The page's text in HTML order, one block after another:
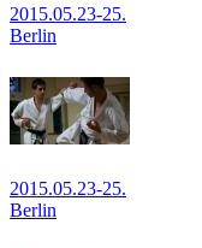
2015.05.23-25.
Berlin
2015.05.23-25.
Berlin